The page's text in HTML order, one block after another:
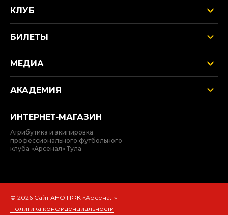
КЛУБ
БИЛЕТЫ
МЕДИА
АКАДЕМИЯ
ИНТЕРНЕТ‑МАГАЗИН
Атрибутика и экипировка
профессионального футбольного
клуба «Арсенал» Тула
© 2026 Сайт АНО ПФК «Арсенал»
Политика конфиденциальности